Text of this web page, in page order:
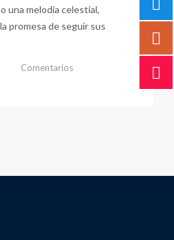
una melodía celestial,
promesa de seguir sus
Comentarios